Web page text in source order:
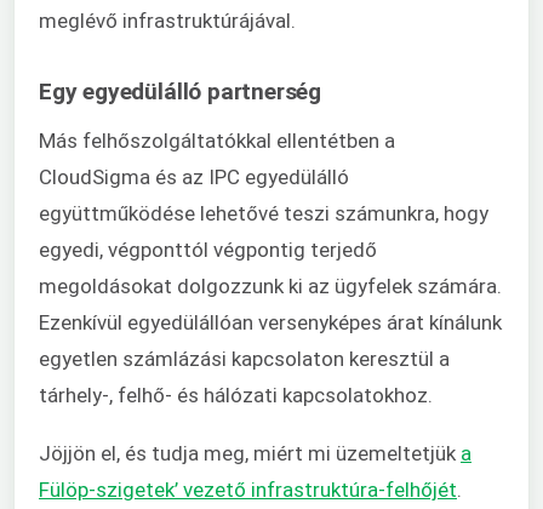
meglévő infrastruktúrájával.
Egy egyedülálló partnerség
Más felhőszolgáltatókkal ellentétben a
CloudSigma és az IPC egyedülálló
együttműködése lehetővé teszi számunkra, hogy
egyedi, végponttól végpontig terjedő
megoldásokat dolgozzunk ki az ügyfelek számára.
Ezenkívül egyedülállóan versenyképes árat kínálunk
egyetlen számlázási kapcsolaton keresztül a
tárhely-, felhő- és hálózati kapcsolatokhoz.
Jöjjön el, és tudja meg, miért mi üzemeltetjük a
Fülöp-szigetek’ vezető infrastruktúra-felhőjét.